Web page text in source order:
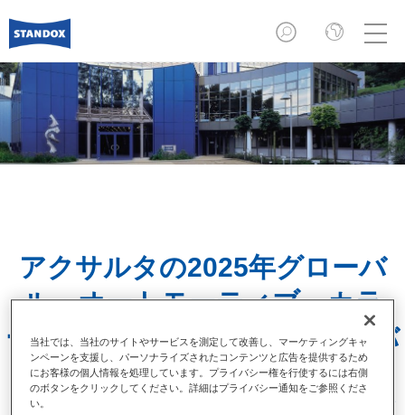
アクサルタの2025年グローバ
ル・オートモーティブ・カラ
ー・オブ・ザ・イヤーは 「エバ
ーグリーン・スプリント」
この最新の色合いは伝説の「ブリティッシ
当社では、当社のサイトやサービスを測定して改善し、マーケティングキャ
ンペーンを支援し、パーソナライズされたコンテンツと広告を提供するため
にお客様の個人情報を処理しています。プライバシー権を行使するには右側
のボタンをクリックしてください。詳細はプライバシー通知をご参照くださ
い。